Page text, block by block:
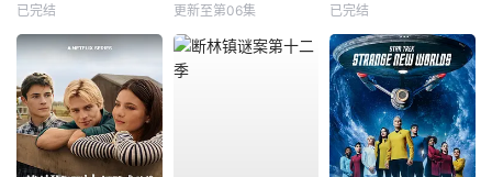
已完结 更新至第06集 已完结